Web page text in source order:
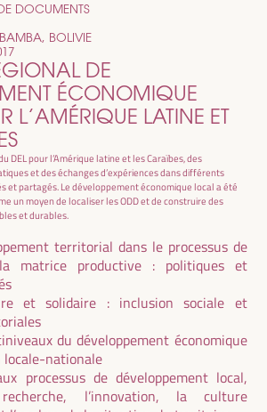
DOCUMENTS
BOLIVIE
DE
ÉCONOMIQUE
L’AMÉRIQUE LATINE ET
DEL pour l’Amérique latine et les Caraïbes, des
et des échanges d’expériences dans différents
et partagés. Le développement économique local a été
un moyen de localiser les ODD et de construire des
et durables.
territorial dans le processus de
matrice productive : politiques et
et solidaire : inclusion sociale et
du développement économique
locale-nationale
processus de développement local,
l’innovation, la culture